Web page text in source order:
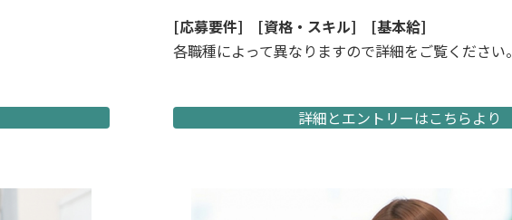
[応募要件] [資格・スキル]
[基本給]
各職種によって異なりますので詳細をご覧ください。
詳細とエントリーはこちらより